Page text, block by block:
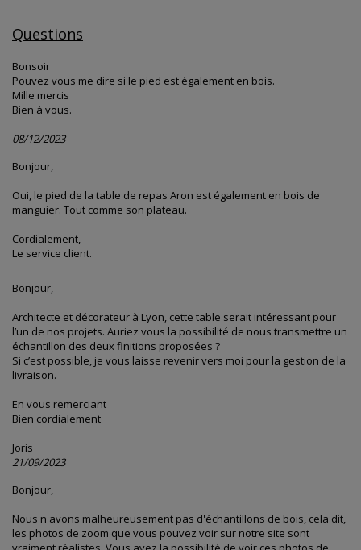
Questions
Bonsoir
Pouvez vous me dire si le pied est également en bois.
Mille mercis
Bien à vous.
08/12/2023
Bonjour,
Oui, le pied de la table de repas Aron est également en bois de
manguier. Tout comme son plateau.
Cordialement,
Le service client.
Bonjour,
Architecte et décorateur à Lyon, cette table serait intéressant pour
l’un de nos projets. Auriez vous la possibilité de nous transmettre un
échantillon des deux finitions proposées ?
Si c’est possible, je vous laisse revenir vers moi pour la gestion de la
livraison.
En vous remerciant
Bien cordialement
Joris
21/09/2023
Bonjour,
Nous n'avons malheureusement pas d'échantillons de bois, cela dit,
les photos de zoom que vous pouvez voir sur notre site sont